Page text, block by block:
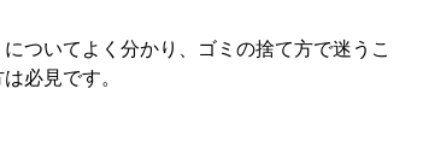
ついてよく分かり、ゴミの捨て方で迷うこ
必見です。